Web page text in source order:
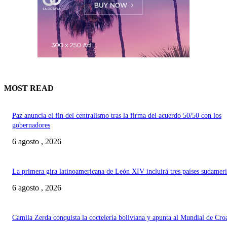
MOST READ
Paz anuncia el fin del centralismo tras la firma del acuerdo 50/50 con los
gobernadores
6 agosto , 2026
La primera gira latinoamericana de León XIV incluirá tres países
6 agosto , 2026
Camila Zerda conquista la coctelería boliviana y apunta al Mundial de